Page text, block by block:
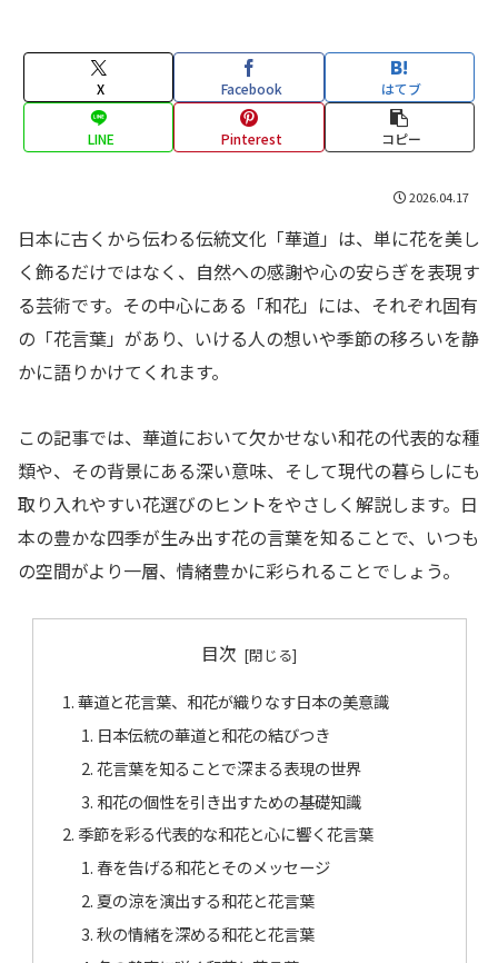
X Facebook はてブ
LINE Pinterest コピー
2026.04.17
日本に古くから伝わる伝統文化「華道」は、単に花を美し
く飾るだけではなく、自然への感謝や心の安らぎを表現す
る芸術です。その中心にある「和花」には、それぞれ固有
の「花言葉」があり、いける人の想いや季節の移ろいを静
かに語りかけてくれます。
この記事では、華道において欠かせない和花の代表的な種
類や、その背景にある深い意味、そして現代の暮らしにも
取り入れやすい花選びのヒントをやさしく解説します。日
本の豊かな四季が生み出す花の言葉を知ることで、いつも
の空間がより一層、情緒豊かに彩られることでしょう。
目次
華道と花言葉、和花が織りなす日本の美意識
日本伝統の華道と和花の結びつき
花言葉を知ることで深まる表現の世界
和花の個性を引き出すための基礎知識
季節を彩る代表的な和花と心に響く花言葉
春を告げる和花とそのメッセージ
夏の涼を演出する和花と花言葉
秋の情緒を深める和花と花言葉